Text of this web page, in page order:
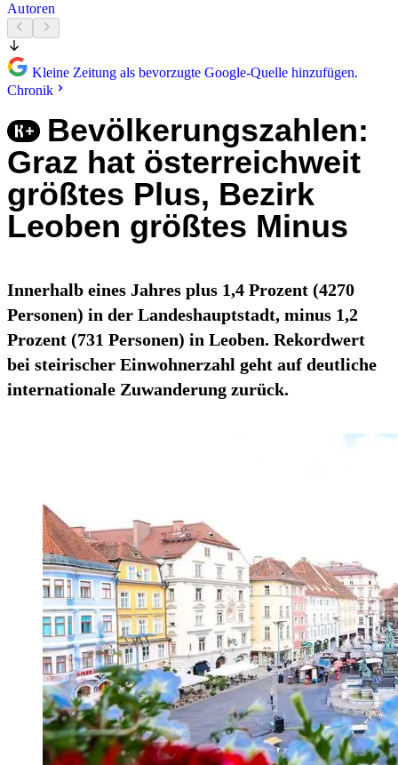
Autoren
Kleine Zeitung als bevorzugte Google-Quelle hinzufügen.
Chronik
Bevölkerungszahlen:
Graz hat österreichweit
größtes Plus, Bezirk
Leoben größtes Minus
Innerhalb eines Jahres plus 1,4 Prozent (4270
Personen) in der Landeshauptstadt, minus 1,2
Prozent (731 Personen) in Leoben. Rekordwert
bei steirischer Einwohnerzahl geht auf deutliche
internationale Zuwanderung zurück.